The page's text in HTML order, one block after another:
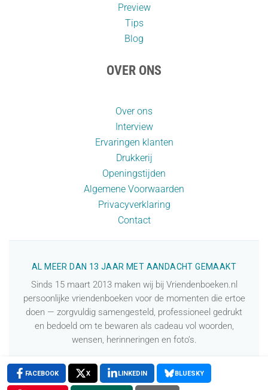
FACEBOOK X LINKEDIN BLUESKY
Preview
Tips
Blog
OVER ONS
Over ons
Interview
Ervaringen klanten
Drukkerij
Openingstijden
Algemene Voorwaarden
Privacyverklaring
Contact
AL MEER DAN 13 JAAR MET AANDACHT GEMAAKT
Sinds 15 maart 2013 maken wij bij Vriendenboeken.nl
persoonlijke vriendenboeken voor de momenten die ertoe
doen — zorgvuldig samengesteld, professioneel gedrukt
en bedoeld om te bewaren als cadeau vol woorden,
wensen, herinneringen en foto’s.